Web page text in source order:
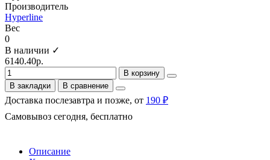
Производитель
Hyperline
Вес
0
В наличии ✓
6140.40р.
В корзину
В закладки
В сравнение
Доставка послезавтра и позже, от 190 ₽
Самовывоз сегодня, бесплатно
Описание